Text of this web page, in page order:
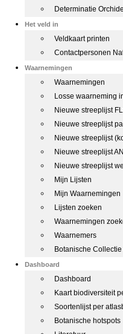
Determinatie
Het veld in
Veldkaart printen
Contactpersonen
Waarnemingen
Waarnemingen
Losse waarneming
Nieuwe streeplijst
Nieuwe streeplijst
Nieuwe streeplijst
Nieuwe streeplijst
Nieuwe streeplijst
Mijn Lijsten
Mijn Waarnemingen
Lijsten zoeken
Waarnemingen
Waarnemers
Botanische
Dashboard
Dashboard
Kaart biodiversiteit
Soortenlijst per
Botanische hotspots